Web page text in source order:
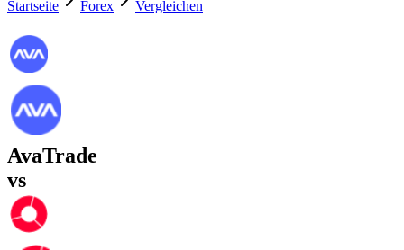
Startseite Forex Vergleichen
AvaTrade
vs